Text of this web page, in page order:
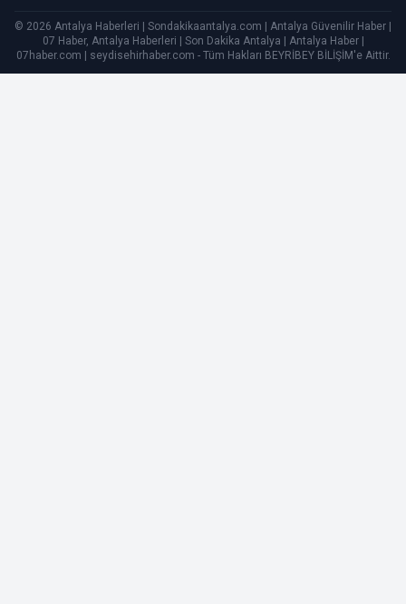
© 2026 Antalya Haberleri | Sondakikaantalya.com | Antalya Güvenilir Haber |
07 Haber, Antalya Haberleri | Son Dakika Antalya | Antalya Haber |
07haber.com | seydisehirhaber.com - Tüm Hakları BEYRİBEY BİLİŞİM'e Aittir.